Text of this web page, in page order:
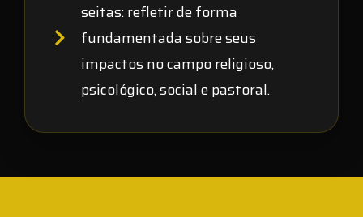
seitas: refletir de forma
fundamentada sobre seus
impactos no campo religioso,
psicológico, social e pastoral.